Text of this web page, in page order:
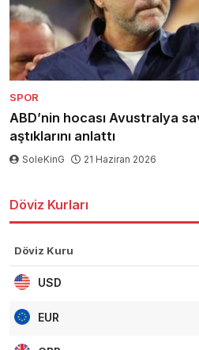
SPOR
ABD’nin hocası Avustralya
aştıklarını anlattı
SoleKinG 21 Haziran 2026
Döviz Kurları
Döviz Kuru
USD
EUR